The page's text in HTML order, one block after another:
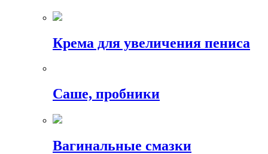
Крема для увеличения пениса
Саше, пробники
Вагинальные смазки